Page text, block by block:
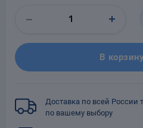
В корзину
Доставка по всей России
по вашему выбору